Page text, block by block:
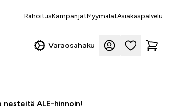
RahoitusKampanjatMyymälätAsiakaspalvelu
Varaosahaku
nesteitä ALE-hinnoin!